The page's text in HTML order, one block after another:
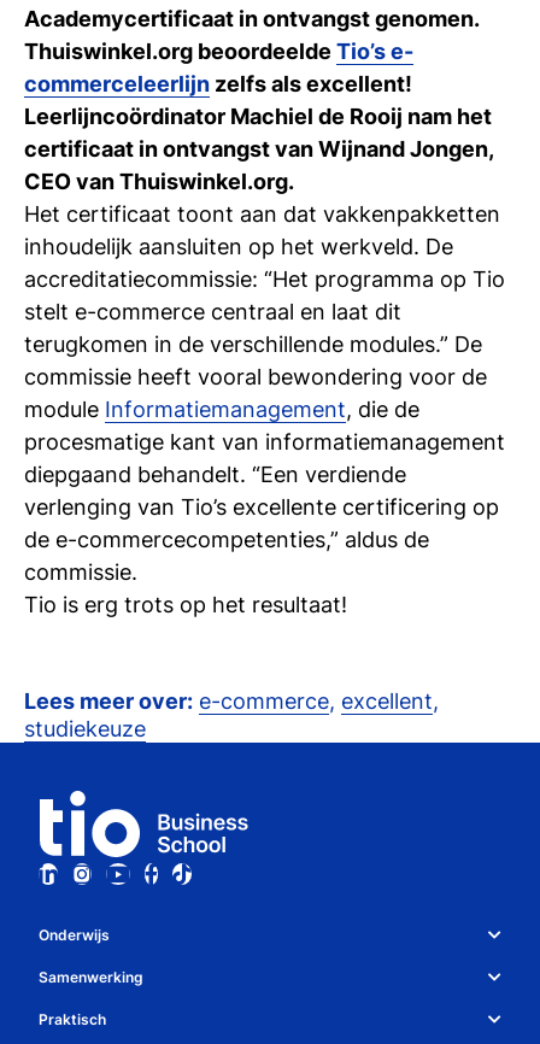
Academycertificaat in ontvangst genomen.
Thuiswinkel.org beoordeelde Tio’s e-
commerceleerlijn zelfs als excellent!
Leerlijncoördinator Machiel de Rooij nam het
certificaat in ontvangst van Wijnand Jongen,
CEO van Thuiswinkel.org.
Het certificaat toont aan dat vakkenpakketten
inhoudelijk aansluiten op het werkveld. De
accreditatiecommissie: “Het programma op Tio
stelt e-commerce centraal en laat dit
terugkomen in de verschillende modules.” De
commissie heeft vooral bewondering voor de
module Informatiemanagement, die de
procesmatige kant van informatiemanagement
diepgaand behandelt. “Een verdiende
verlenging van Tio’s excellente certificering op
de e-commercecompetenties,” aldus de
commissie.
Tio is erg trots op het resultaat!
Lees meer over: e-commerce, excellent,
studiekeuze
Onderwijs
Studiekeuze en opleidingen
Studiekeuzetest
Samenwerking
Over Tio
Praktisch